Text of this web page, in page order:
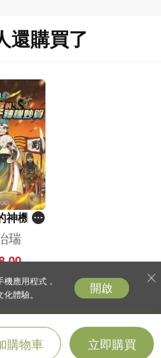
購物車 立即購買
還購買了
神機妙
國風雲
傳]
瑞
應用程式，
體驗。
開啟